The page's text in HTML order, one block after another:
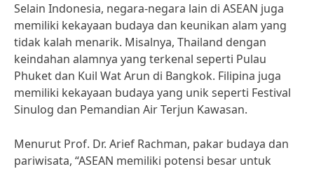
Selain Indonesia, negara-negara lain di ASEAN juga
memiliki kekayaan budaya dan keunikan alam yang
tidak kalah menarik. Misalnya, Thailand dengan
keindahan alamnya yang terkenal seperti Pulau
Phuket dan Kuil Wat Arun di Bangkok. Filipina juga
memiliki kekayaan budaya yang unik seperti Festival
Sinulog dan Pemandian Air Terjun Kawasan.
Menurut Prof. Dr. Arief Rachman, pakar budaya dan
pariwisata, “ASEAN memiliki potensi besar untuk